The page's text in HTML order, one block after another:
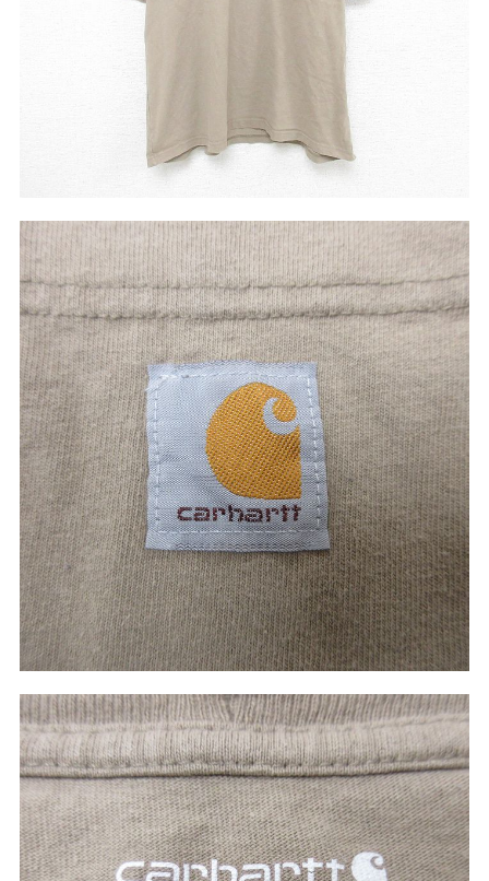
Search by Itemアイテムから探す
長袖シャツ 半袖シャツ Tシャツ
パンツ レディース 子供服
雑貨/小物
Search by Particularこだわりから探す
Search by Sizeサイズから探す（メンズ）
ジャケット XS S M L XL
スウェット XS S M L XL
長袖シャツ XS S M L XL
半袖シャツ XS S M L XL
Tシャツ XS S M L XL
パンツ
W30以下 W31,W32
W33,W34 W35,W36